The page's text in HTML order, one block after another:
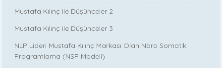
Mustafa Kılınç ile Düşünceler 2
Mustafa Kılınç ile Düşünceler 3
NLP Lideri Mustafa Kılınç Markası Olan Nöro Somatik
Programlama (NSP Modeli)